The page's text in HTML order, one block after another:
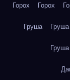
Горох Горох
Груша Груша
Груша